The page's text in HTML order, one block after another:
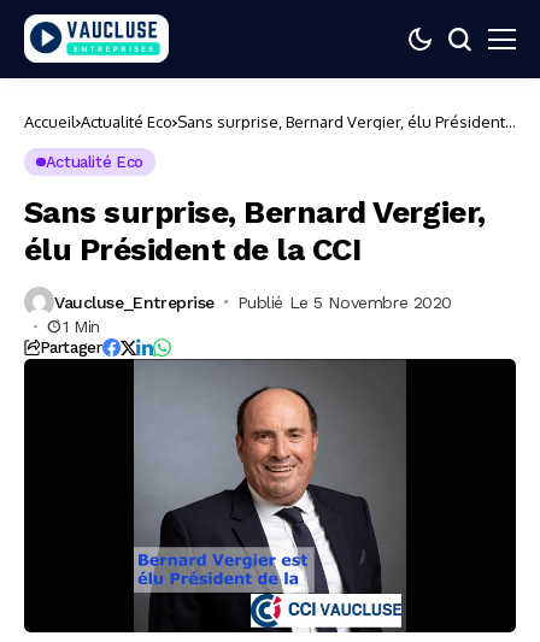
Accueil Actualité Eco Sans surprise, Bernard Vergier, élu Président
Actualité Eco
Sans surprise, Bernard Vergier,
élu Président de la CCI
Vaucluse_Entreprise
Publié Le 5 Novembre 2020
1 Min
Partager